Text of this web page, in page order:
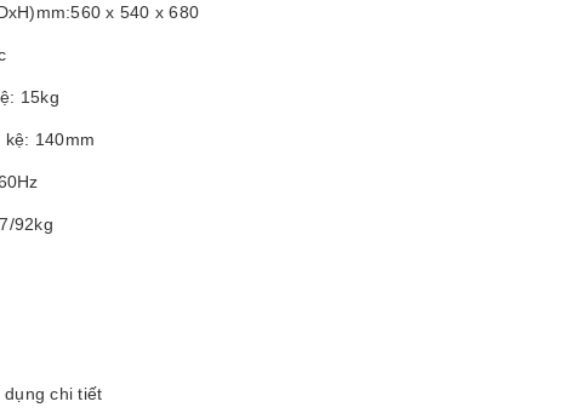
x 540 x 680
15kg
kệ: 140mm
92kg
chi tiết